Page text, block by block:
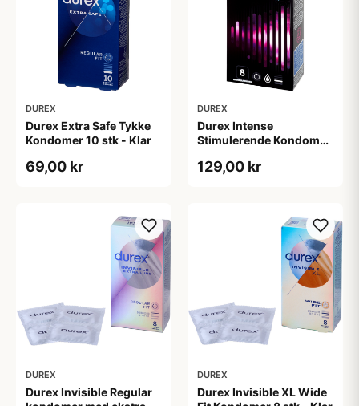
DUREX
Durex Extra Safe Tykke
Kondomer 10 stk - Klar
69,00 kr
DUREX
Durex Intense
Stimulerende Kondomer
129,00 kr
DUREX
Durex Invisible Regular
DUREX
Durex Invisible XL Wide